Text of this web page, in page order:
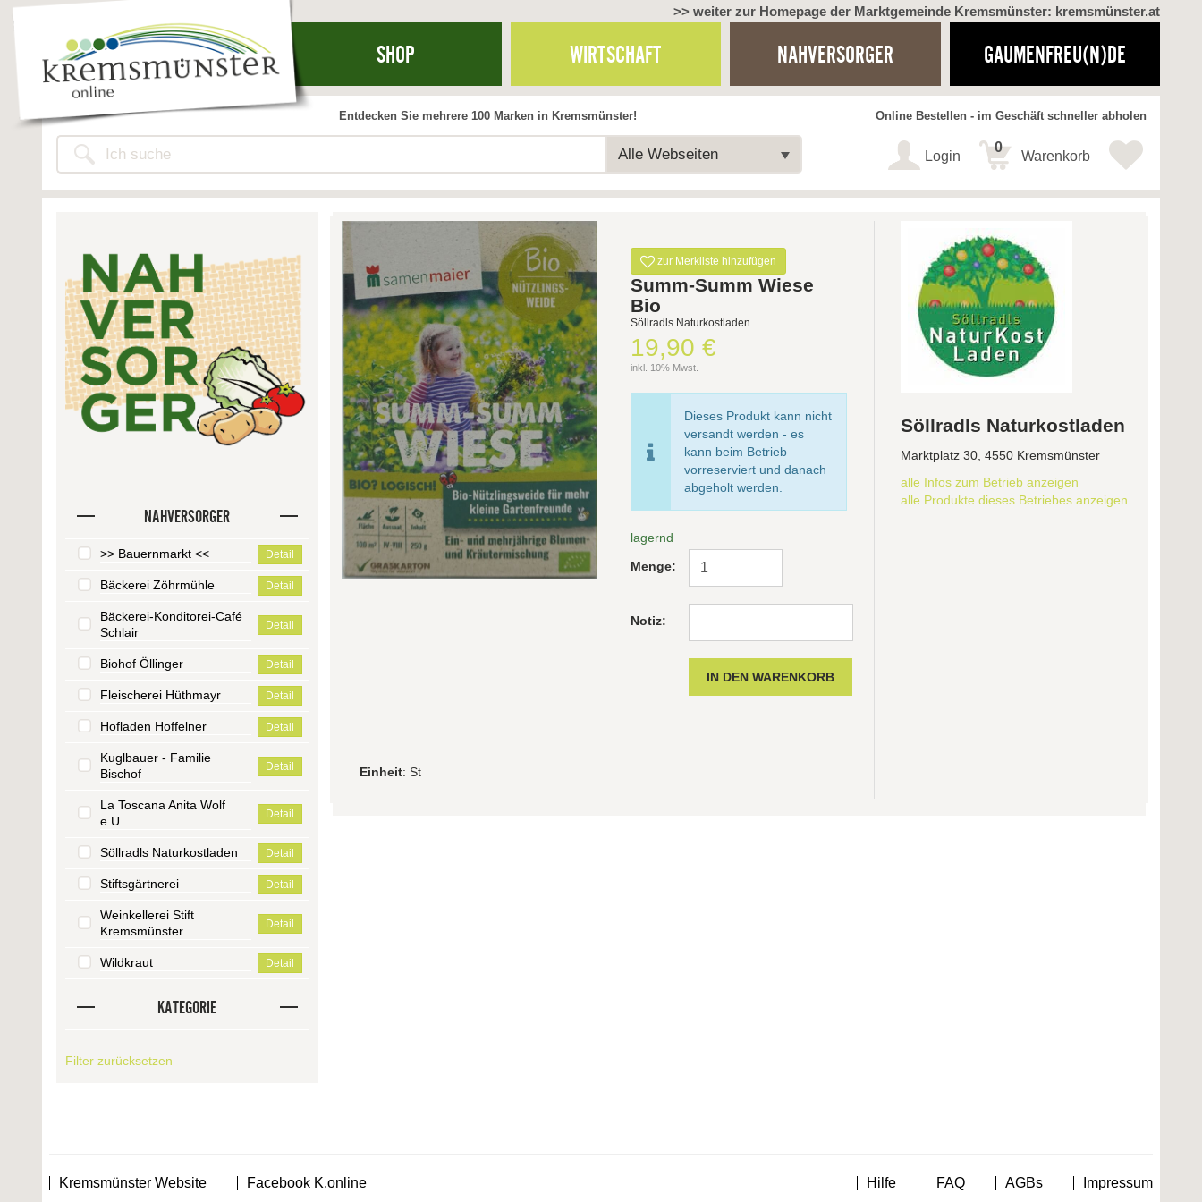
>> weiter zur Homepage der Marktgemeinde Kremsmünster: kremsmünster.at
SHOP WIRTSCHAFT NAHVERSORGER GAUMENFREU(N)DE
Alle Webseiten
Entdecken Sie mehrere 100 Marken in Kremsmünster! Online Bestellen - im Geschäft schneller abholen
Login Warenkorb
0
NAHVERSORGER
>> Bauernmarkt << Detail
Bäckerei Zöhrmühle Detail
Bäckerei-Konditorei-Café
Schlair
Detail
Biohof Öllinger Detail
Fleischerei Hüthmayr Detail
Hofladen Hoffelner Detail
Kuglbauer - Familie
Bischof
Detail
La Toscana Anita Wolf
e.U.
Detail
Söllradls Naturkostladen Detail
Stiftsgärtnerei Detail
Weinkellerei Stift
Kremsmünster
Detail
Wildkraut Detail
KATEGORIE
Filter zurücksetzen
zur Merkliste hinzufügen
Summ-Summ Wiese
Bio
Söllradls Naturkostladen
19,90 €
inkl. 10% Mwst.
Dieses Produkt kann nicht
versandt werden - es
kann beim Betrieb
vorreserviert und danach
abgeholt werden.
lagernd
Menge:
Notiz:
Einheit: St
Söllradls Naturkostladen
Marktplatz 30, 4550 Kremsmünster
alle Infos zum Betrieb anzeigen
alle Produkte dieses Betriebes anzeigen
Kremsmünster Website Facebook K.online Hilfe FAQ AGBs Impressum